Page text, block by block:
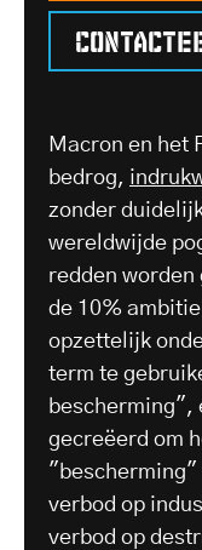
Macron en het
bedrog,
zonder
wereldwijde
redden
de 10%
opzettelijk
term te
bescherming",
gecreëerd om
"bescherming"
verbod op
verbod op